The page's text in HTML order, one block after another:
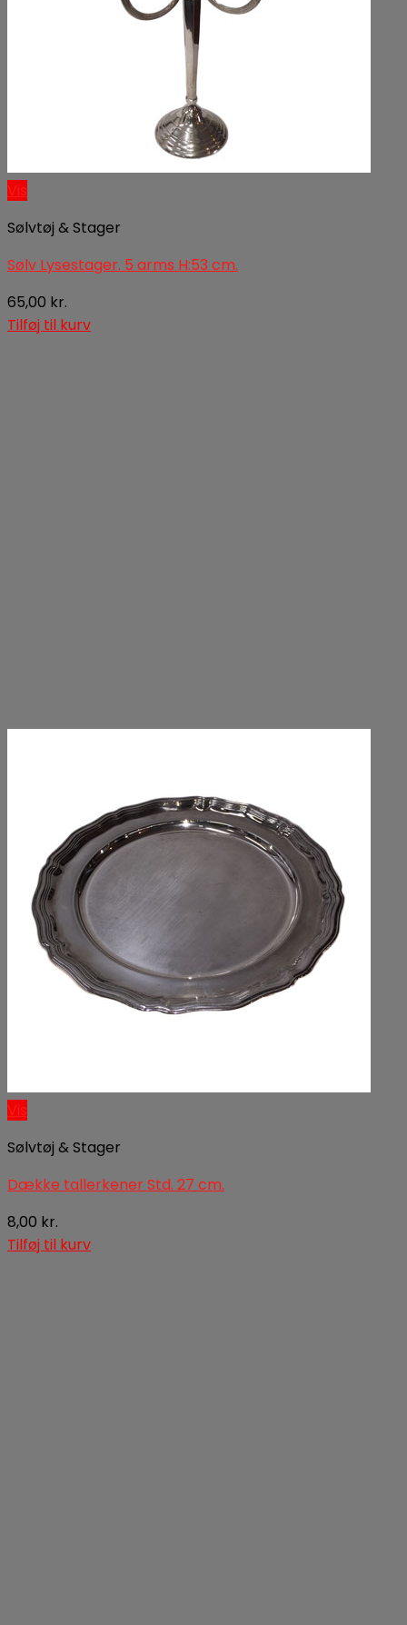
Sølvtøj & Stager
Sølv Lysestager. 5 arms H:53 cm.
65,00 kr.
Tilføj til kurv
Sølvtøj & Stager
Dække tallerkener Std. 27 cm.
8,00 kr.
Tilføj til kurv